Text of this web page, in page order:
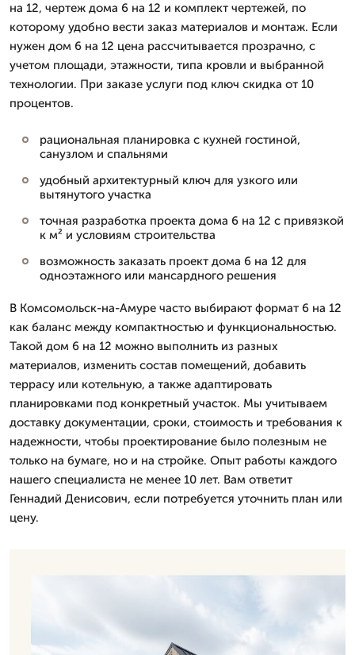
на 12, чертеж дома 6 на 12 и комплект чертежей, по
которому удобно вести заказ материалов и монтаж. Если
нужен дом 6 на 12 цена рассчитывается прозрачно, с
учетом площади, этажности, типа кровли и выбранной
технологии. При заказе услуги под ключ скидка от 10
процентов.
рациональная планировка с кухней гостиной,
санузлом и спальнями
удобный архитектурный ключ для узкого или
вытянутого участка
точная разработка проекта дома 6 на 12 с привязкой
к м² и условиям строительства
возможность заказать проект дома 6 на 12 для
одноэтажного или мансардного решения
В Комсомольск-на-Амуре часто выбирают формат 6 на 12
как баланс между компактностью и функциональностью.
Такой дом 6 на 12 можно выполнить из разных
материалов, изменить состав помещений, добавить
террасу или котельную, а также адаптировать
планировками под конкретный участок. Мы учитываем
доставку документации, сроки, стоимость и требования к
надежности, чтобы проектирование было полезным не
только на бумаге, но и на стройке. Опыт работы каждого
нашего специалиста не менее 10 лет. Вам ответит
Геннадий Денисович, если потребуется уточнить план или
цену.